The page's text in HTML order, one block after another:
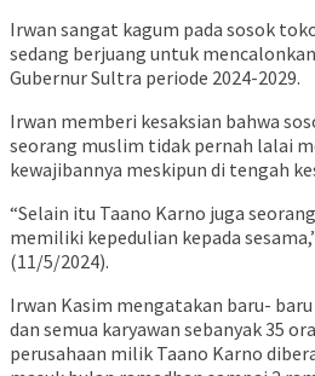
Irwan sangat kagum pada sosok
sedang berjuang untuk
Gubernur Sultra periode 2024-2029.
Irwan memberi kesaksian bahwa
seorang muslim tidak pernah lalai
kewajibannya meskipun di tengah
“Selain itu Taano Karno juga
memiliki kepedulian kepada
(11/5/2024).
Irwan Kasim mengatakan baru-
dan semua karyawan sebanyak 35
perusahaan milik Taano Karno